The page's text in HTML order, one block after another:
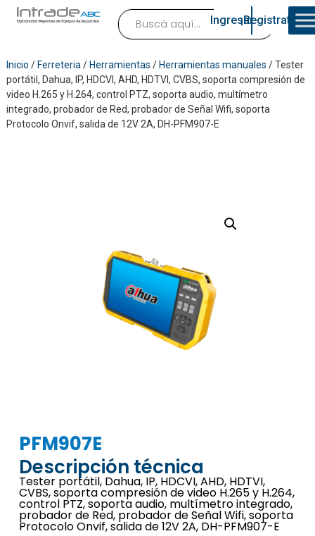
Ingresar¡Registrate!
Inicio / Ferreteria / Herramientas / Herramientas manuales / Tester
portátil, Dahua, IP, HDCVI, AHD, HDTVI, CVBS, soporta compresión de
video H.265 y H.264, control PTZ, soporta audio, multímetro
integrado, probador de Red, probador de Señal Wifi, soporta
Protocolo Onvif, salida de 12V 2A, DH-PFM907-E
PFM907E
Descripción técnica
Tester portátil, Dahua, IP, HDCVI, AHD, HDTVI,
CVBS, soporta compresión de video H.265 y H.264,
control PTZ, soporta audio, multímetro integrado,
probador de Red, probador de Señal Wifi, soporta
Protocolo Onvif, salida de 12V 2A, DH-PFM907-E